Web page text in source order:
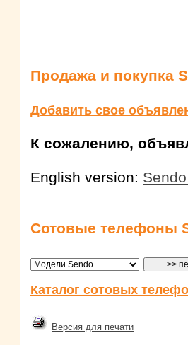
Продажа и покупка
Добавить свое
К сожалению,
English version:
Сотовые телефоны
Каталог сотовых
Версия для печати